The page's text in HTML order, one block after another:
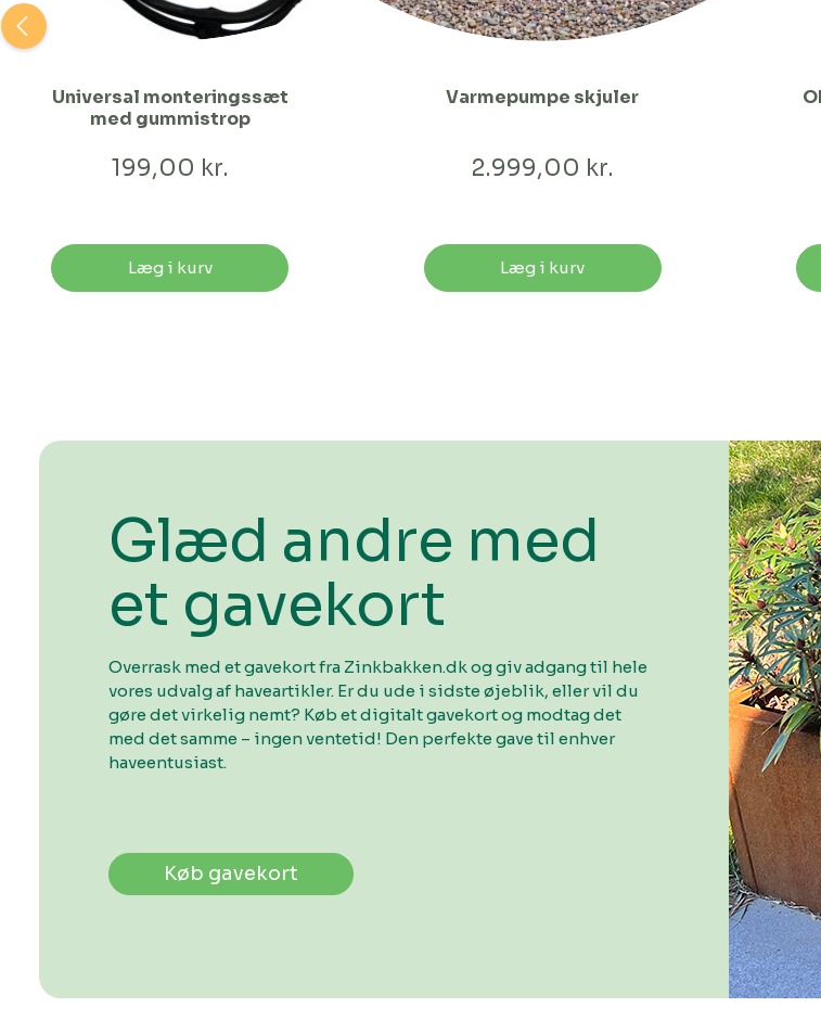
Universal monteringssæt
med gummistrop
199,00 kr.
Læg i kurv
Varmepumpe skjuler
2.999,00 kr.
Læg i kurv
Glæd andre med
et gavekort
Overrask med et gavekort fra Zinkbakken.dk og giv adgang til hele
vores udvalg af haveartikler. Er du ude i sidste øjeblik, eller vil du
gøre det virkelig nemt? Køb et digitalt gavekort og modtag det
med det samme – ingen ventetid! Den perfekte gave til enhver
haveentusiast.
Køb gavekort